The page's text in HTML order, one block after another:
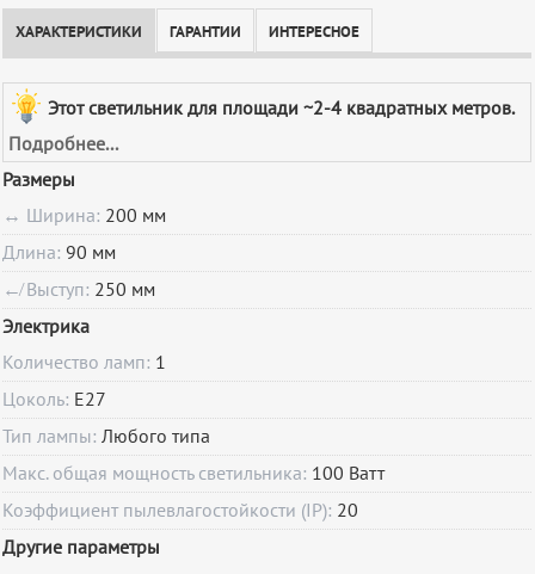
ХАРАКТЕРИСТИКИ ГАРАНТИИ ИНТЕРЕСНОЕ
Этот светильник для площади ~2-4 квадратных метров.
Подробнее...
Размеры
↔ Ширина: 200 мм
Длина:90 мм
↚ Выступ: 250 мм
Электрика
Количество ламп: 1
Цоколь: E27
Тип лампы:Любого типа
Макс. общая мощность светильника: 100 Ватт
Коэффициент пылевлагостойкости (IP): 20
Другие параметры